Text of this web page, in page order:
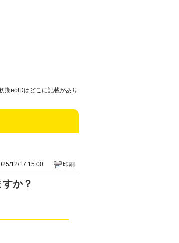
期eoIDはどこに記載があり
12/17 15:00 印刷
か？